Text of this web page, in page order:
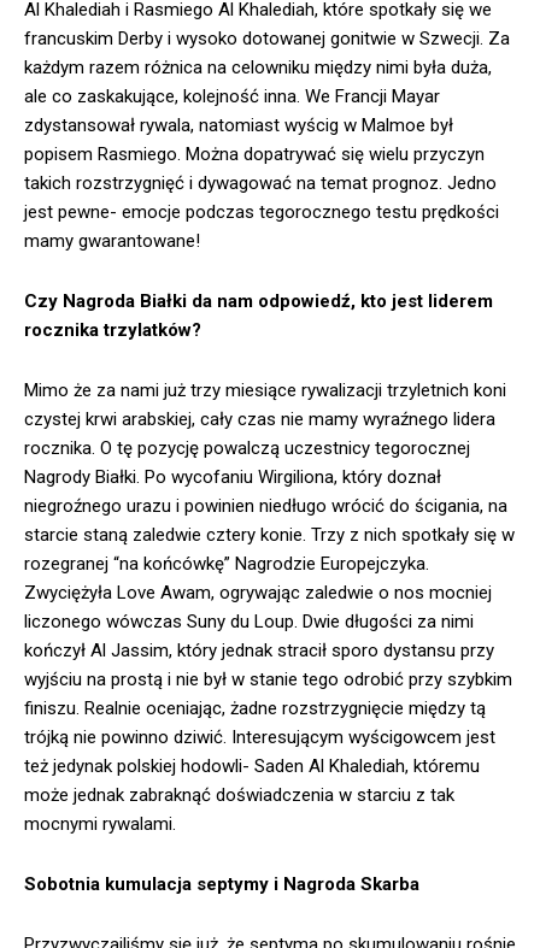
Al Khalediah i Rasmiego Al Khalediah, które spotkały się we
francuskim Derby i wysoko dotowanej gonitwie w Szwecji. Za
każdym razem różnica na celowniku między nimi była duża,
ale co zaskakujące, kolejność inna. We Francji Mayar
zdystansował rywala, natomiast wyścig w Malmoe był
popisem Rasmiego. Można dopatrywać się wielu przyczyn
takich rozstrzygnięć i dywagować na temat prognoz. Jedno
jest pewne- emocje podczas tegorocznego testu prędkości
mamy gwarantowane!
Czy Nagroda Białki da nam odpowiedź, kto jest liderem
rocznika trzylatków?
Mimo że za nami już trzy miesiące rywalizacji trzyletnich koni
czystej krwi arabskiej, cały czas nie mamy wyraźnego lidera
rocznika. O tę pozycję powalczą uczestnicy tegorocznej
Nagrody Białki. Po wycofaniu Wirgiliona, który doznał
niegroźnego urazu i powinien niedługo wrócić do ścigania, na
starcie staną zaledwie cztery konie. Trzy z nich spotkały się w
rozegranej “na końcówkę” Nagrodzie Europejczyka.
Zwyciężyła Love Awam, ogrywając zaledwie o nos mocniej
liczonego wówczas Suny du Loup. Dwie długości za nimi
kończył Al Jassim, który jednak stracił sporo dystansu przy
wyjściu na prostą i nie był w stanie tego odrobić przy szybkim
finiszu. Realnie oceniając, żadne rozstrzygnięcie między tą
trójką nie powinno dziwić. Interesującym wyścigowcem jest
też jedynak polskiej hodowli- Saden Al Khalediah, któremu
może jednak zabraknąć doświadczenia w starciu z tak
mocnymi rywalami.
Sobotnia kumulacja septymy i Nagroda Skarba